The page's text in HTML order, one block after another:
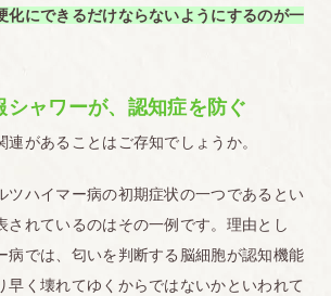
化にできるだけならないようにするのが一
シャワーが、認知症を防ぐ
連があることはご存知でしょうか。
ツハイマー病の初期症状の一つであるとい
されているのはその一例です。理由とし
病では、匂いを判断する脳細胞が認知機能
早く壊れてゆくからではないかといわれて